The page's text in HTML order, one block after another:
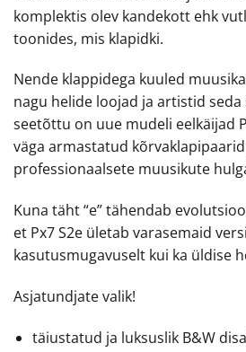
komplektis olev kandekott ehk
toonides, mis klapidki.
Nende klappidega kuuled
nagu helide loojad ja artistid seda
seetõttu on uue mudeli eelkäijad
väga armastatud
professionaalsete muusikute
Kuna täht “e” tähendab
et Px7 S2e ületab varasemaid
kasutusmugavuselt kui ka üldise
Asjatundjate valik!
täiustatud ja luksuslik B&W